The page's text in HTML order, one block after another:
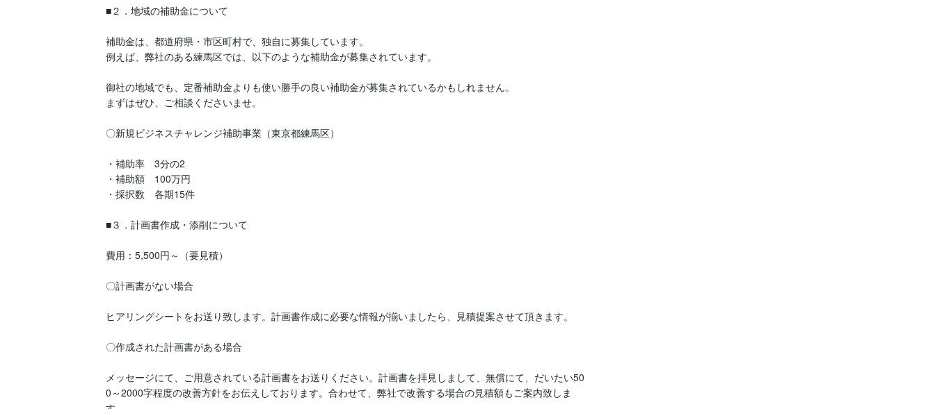
■２．地域の補助金について
補助金は、都道府県・市区町村で、独自に募集しています。
例えば、弊社のある練馬区では、以下のような補助金が募集されています。
御社の地域でも、定番補助金よりも使い勝手の良い補助金が募集されているかもしれません。
まずはぜひ、ご相談くださいませ。
〇新規ビジネスチャレンジ補助事業（東京都練馬区）
・補助率　3分の2
・補助額　100万円
・採択数　各期15件
■３．計画書作成・添削について
費用：5,500円～（要見積）
〇計画書がない場合
ヒアリングシートをお送り致します。計画書作成に必要な情報が揃いましたら、見積提案させて頂きます。
〇作成された計画書がある場合
メッセージにて、ご用意されている計画書をお送りください。計画書を拝見しまして、無償にて、だいたい50
0～2000字程度の改善方針をお伝えしております。合わせて、弊社で改善する場合の見積額もご案内致しま